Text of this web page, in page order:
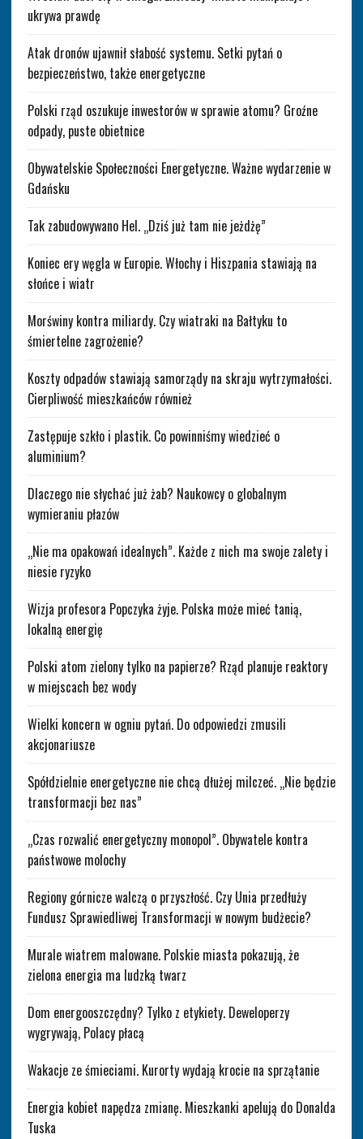
ukrywa prawdę
Atak dronów ujawnił słabość systemu. Setki pytań o
bezpieczeństwo, także energetyczne
Polski rząd oszukuje inwestorów w sprawie atomu? Groźne
odpady, puste obietnice
Obywatelskie Społeczności Energetyczne. Ważne wydarzenie w
Gdańsku
Tak zabudowywano Hel. „Dziś już tam nie jeżdżę”
Koniec ery węgla w Europie. Włochy i Hiszpania stawiają na
słońce i wiatr
Morświny kontra miliardy. Czy wiatraki na Bałtyku to
śmiertelne zagrożenie?
Koszty odpadów stawiają samorządy na skraju wytrzymałości.
Cierpliwość mieszkańców również
Zastępuje szkło i plastik. Co powinniśmy wiedzieć o
aluminium?
Dlaczego nie słychać już żab? Naukowcy o globalnym
wymieraniu płazów
„Nie ma opakowań idealnych”. Każde z nich ma swoje zalety i
niesie ryzyko
Wizja profesora Popczyka żyje. Polska może mieć tanią,
lokalną energię
Polski atom zielony tylko na papierze? Rząd planuje reaktory
w miejscach bez wody
Wielki koncern w ogniu pytań. Do odpowiedzi zmusili
akcjonariusze
Spółdzielnie energetyczne nie chcą dłużej milczeć. „Nie będzie
transformacji bez nas”
„Czas rozwalić energetyczny monopol”. Obywatele kontra
państwowe molochy
Regiony górnicze walczą o przyszłość. Czy Unia przedłuży
Fundusz Sprawiedliwej Transformacji w nowym budżecie?
Murale wiatrem malowane. Polskie miasta pokazują, że
zielona energia ma ludzką twarz
Dom energooszczędny? Tylko z etykiety. Deweloperzy
wygrywają, Polacy płacą
Wakacje ze śmieciami. Kurorty wydają krocie na sprzątanie
Energia kobiet napędza zmianę. Mieszkanki apelują do Donalda
Tuska